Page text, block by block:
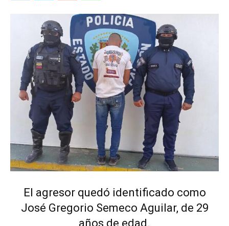
El agresor quedó identificado como
José Gregorio Semeco Aguilar, de 29
años de edad.